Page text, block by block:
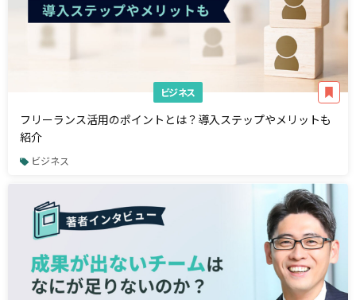
ビジネス
フリーランス活用のポイントとは？導入ステップやメリットも
紹介
ビジネス